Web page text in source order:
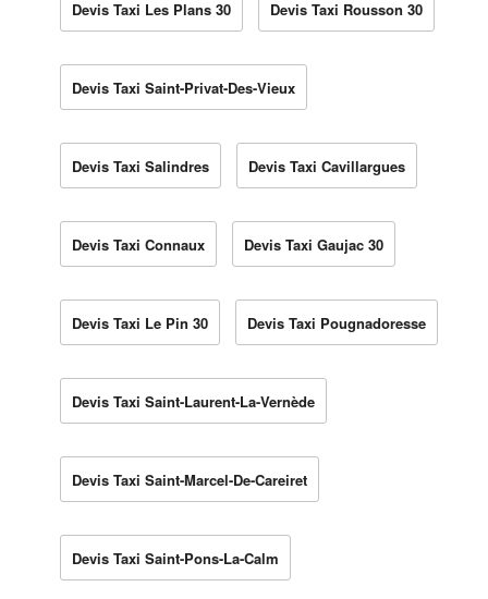
Devis Taxi Les Plans 30 Devis Taxi Rousson 30
Devis Taxi Saint-Privat-Des-Vieux
Devis Taxi Salindres Devis Taxi Cavillargues
Devis Taxi Connaux Devis Taxi Gaujac 30
Devis Taxi Le Pin 30 Devis Taxi Pougnadoresse
Devis Taxi Saint-Laurent-La-Vernède
Devis Taxi Saint-Marcel-De-Careiret
Devis Taxi Saint-Pons-La-Calm